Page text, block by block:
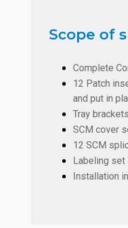
Scope of
Complete
12 Patch
and put in
Tray
SCM cover
12 SCM
Labeling set
Installation